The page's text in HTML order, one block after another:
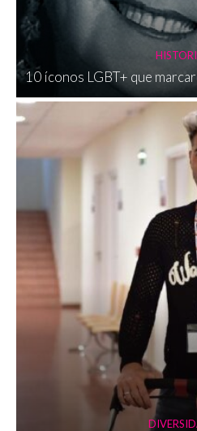
10 íconos LGBT+ que